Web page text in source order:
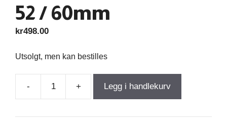
52 / 60mm
kr498.00
Utsolgt, men kan bestilles
-
Coil
+ Legg i handlekurv